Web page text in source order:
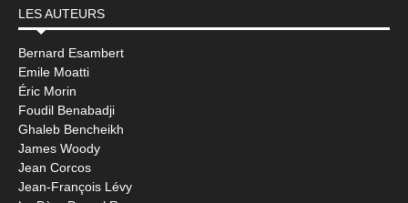
LES AUTEURS
Bernard Esambert
Emile Moatti
Éric Morin
Foudil Benabadji
Ghaleb Bencheikh
James Woody
Jean Corcos
Jean-François Lévy